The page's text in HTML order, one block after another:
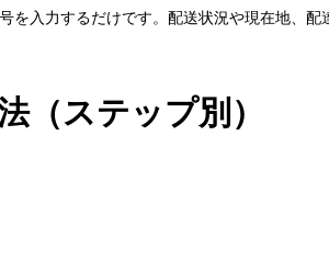
入力するだけです。配送状況や現在地、
ステップ別）